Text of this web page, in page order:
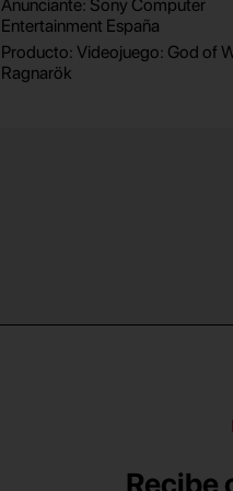
Anunciante: Sony Computer
Entertainment España
Producto: Videojuego: God of
Ragnarök